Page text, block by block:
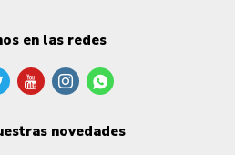
en las redes
  
novedades